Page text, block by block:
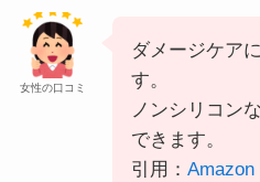
女性の口コミ
ダメージケア
す。
ノンシリコン
できます。
引用： Amazon